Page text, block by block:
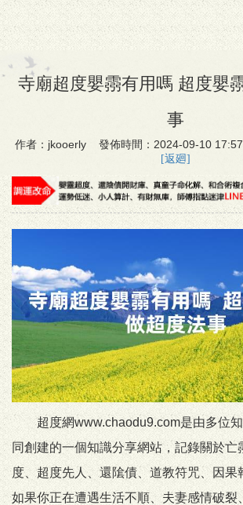
寺廟超度嬰霛有用嗎 超度嬰
事
作者：jkooerly 發佈時間：2024-09-10
[返廻]
超度網www.chaodu9.com是由多位
同創建的一個知識分享網站，記錄關於亡
度、超度先人、還隂債、道教符咒、因果
如果你正在遭遇生活不順、夫妻感情破裂